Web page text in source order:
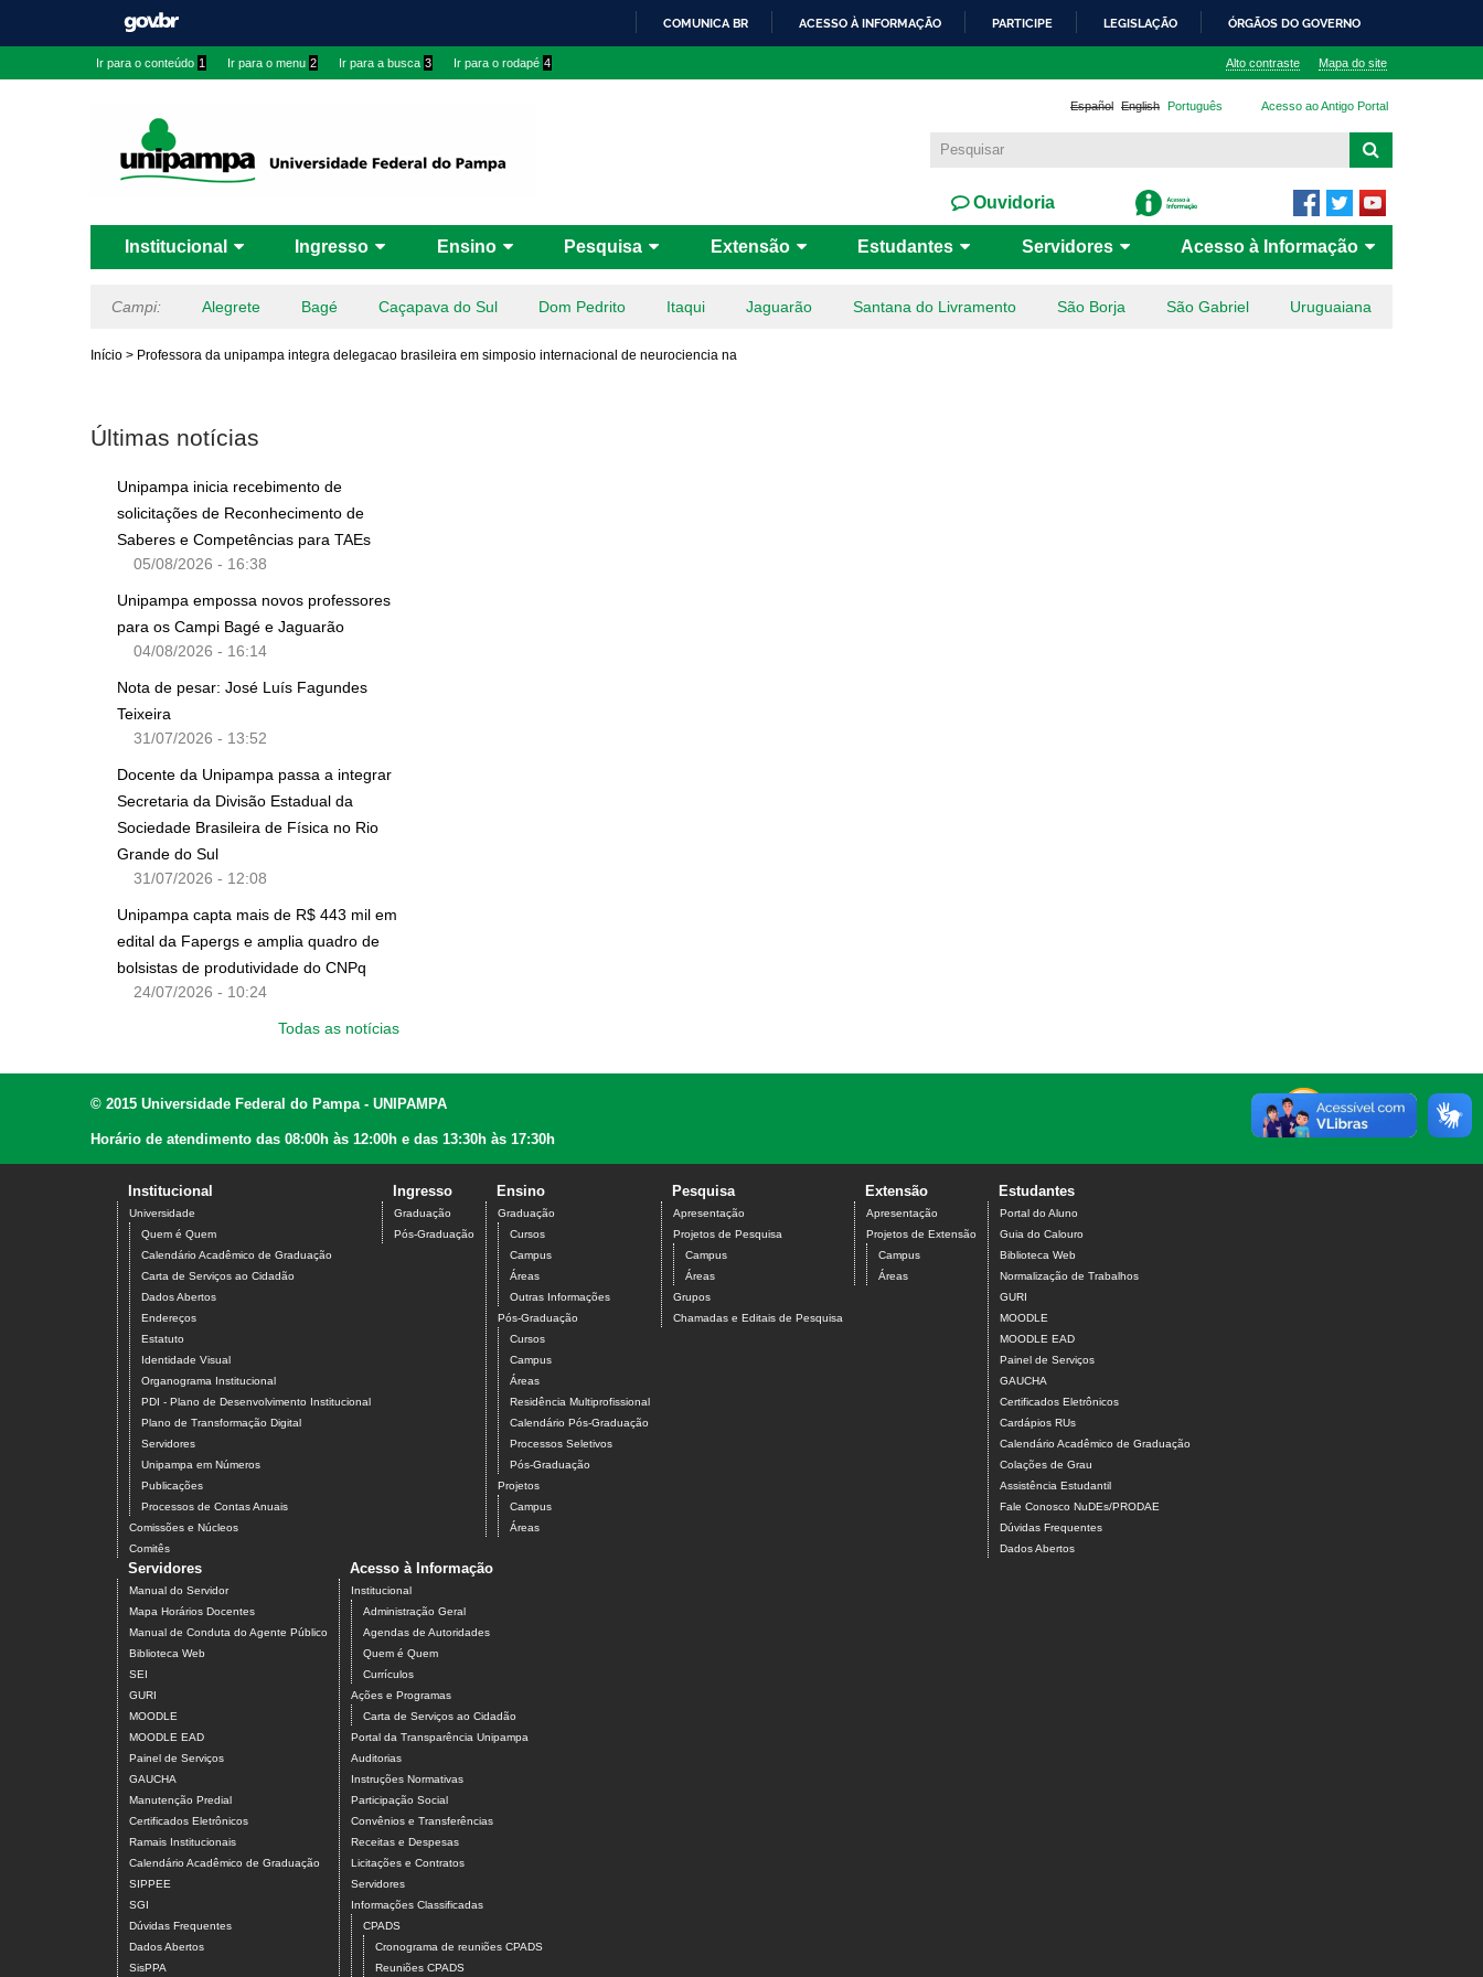
COMUNICA BR ACESSO À INFORMAÇÃO PARTICIPE LEGISLAÇÃO ÓRGÃOS DO GOVERNO
Ir para o conteúdo 1 Ir para o menu 2 Ir para a busca 3 Ir para o rodapé 4 Alto contraste Mapa do site
Português
English
Español Acesso ao Antigo Portal
Ouvidoria
Institucional Ingresso Ensino Pesquisa Extensão Estudantes Servidores Acesso à Informação
Campi: Alegrete Bagé Caçapava do Sul Dom Pedrito Itaqui Jaguarão Santana do Livramento São Borja São Gabriel Uruguaiana
Início > Professora da unipampa integra delegacao brasileira em simposio internacional de neurociencia na
Últimas notícias
Unipampa inicia recebimento de
solicitações de Reconhecimento de
Saberes e Competências para TAEs
05/08/2026 - 16:38
Unipampa empossa novos professores
para os Campi Bagé e Jaguarão
04/08/2026 - 16:14
Nota de pesar: José Luís Fagundes
Teixeira
31/07/2026 - 13:52
Docente da Unipampa passa a integrar
Secretaria da Divisão Estadual da
Sociedade Brasileira de Física no Rio
Grande do Sul
31/07/2026 - 12:08
Unipampa capta mais de R$ 443 mil em
edital da Fapergs e amplia quadro de
bolsistas de produtividade do CNPq
24/07/2026 - 10:24
Todas as notícias
© 2015 Universidade Federal do Pampa - UNIPAMPA
Horário de atendimento das 08:00h às 12:00h e das 13:30h às 17:30h
Institucional
Universidade
Quem é Quem
Calendário Acadêmico de Graduação
Carta de Serviços ao Cidadão
Dados Abertos
Endereços
Estatuto
Identidade Visual
Organograma Institucional
PDI - Plano de Desenvolvimento Institucional
Plano de Transformação Digital
Servidores
Unipampa em Números
Publicações
Processos de Contas Anuais
Comissões e Núcleos
Comitês
Ingresso
Graduação
Pós-Graduação
Ensino
Graduação
Cursos
Campus
Áreas
Outras Informações
Pós-Graduação
Cursos
Campus
Áreas
Residência Multiprofissional
Calendário Pós-Graduação
Processos Seletivos
Pós-Graduação
Projetos
Campus
Áreas
Pesquisa
Apresentação
Projetos de Pesquisa
Campus
Áreas
Grupos
Chamadas e Editais de Pesquisa
Extensão
Apresentação
Projetos de Extensão
Campus
Áreas
Estudantes
Portal do Aluno
Guia do Calouro
Biblioteca Web
Normalização de Trabalhos
GURI
MOODLE
MOODLE EAD
Painel de Serviços
GAUCHA
Certificados Eletrônicos
Cardápios RUs
Calendário Acadêmico de Graduação
Colações de Grau
Assistência Estudantil
Fale Conosco NuDEs/PRODAE
Dúvidas Frequentes
Dados Abertos
Servidores
Manual do Servidor
Mapa Horários Docentes
Manual de Conduta do Agente Público
Biblioteca Web
SEI
GURI
MOODLE
MOODLE EAD
Painel de Serviços
GAUCHA
Manutenção Predial
Certificados Eletrônicos
Ramais Institucionais
Calendário Acadêmico de Graduação
SIPPEE
SGI
Dúvidas Frequentes
Dados Abertos
SisPPA
Acesso à Informação
Institucional
Administração Geral
Agendas de Autoridades
Quem é Quem
Currículos
Ações e Programas
Carta de Serviços ao Cidadão
Portal da Transparência Unipampa
Auditorias
Instruções Normativas
Participação Social
Convênios e Transferências
Receitas e Despesas
Licitações e Contratos
Servidores
Informações Classificadas
CPADS
Cronograma de reuniões CPADS
Reuniões CPADS